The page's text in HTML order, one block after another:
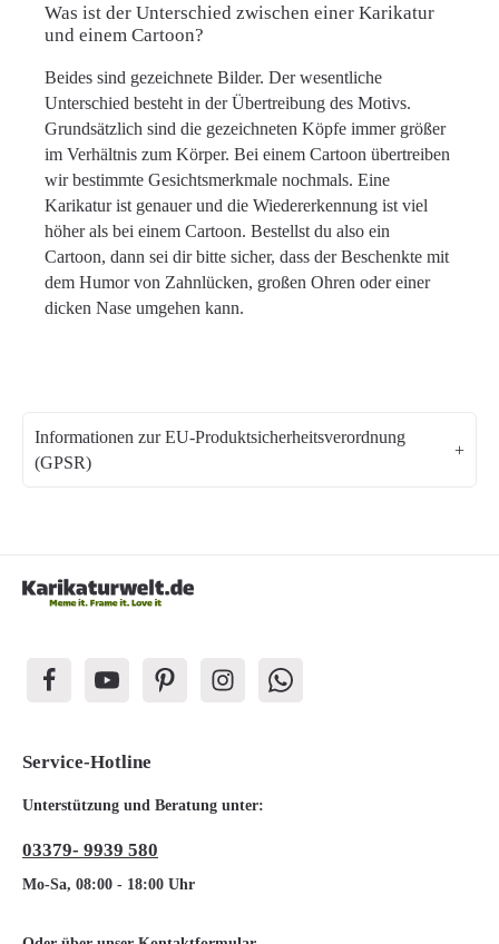
Was ist der Unterschied zwischen einer Karikatur
und einem Cartoon?
Beides sind gezeichnete Bilder. Der wesentliche
Unterschied besteht in der Übertreibung des Motivs.
Grundsätzlich sind die gezeichneten Köpfe immer größer
im Verhältnis zum Körper. Bei einem Cartoon übertreiben
wir bestimmte Gesichtsmerkmale nochmals. Eine
Karikatur ist genauer und die Wiedererkennung ist viel
höher als bei einem Cartoon. Bestellst du also ein
Cartoon, dann sei dir bitte sicher, dass der Beschenkte mit
dem Humor von Zahnlücken, großen Ohren oder einer
dicken Nase umgehen kann.
Informationen zur EU-Produktsicherheitsverordnung
(GPSR)
Service-Hotline
Unterstützung und Beratung unter:
03379- 9939 580
Mo-Sa, 08:00 - 18:00 Uhr